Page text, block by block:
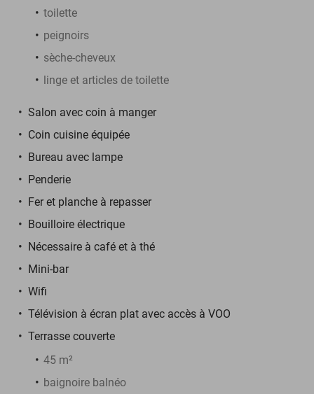
toilette
peignoirs
sèche-cheveux
linge et articles de toilette
Salon avec coin à manger
Coin cuisine équipée
Bureau avec lampe
Penderie
Fer et planche à repasser
Bouilloire électrique
Nécessaire à café et à thé
Mini-bar
Wifi
Télévision à écran plat avec accès à VOO
Terrasse couverte
45 m²
baignoire balnéo